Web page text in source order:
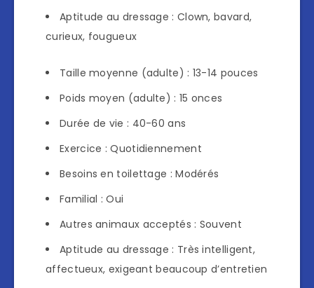
Aptitude au dressage : Clown, bavard,
curieux, fougueux
Taille moyenne (adulte) : 13-14 pouces
Poids moyen (adulte) : 15 onces
Durée de vie : 40-60 ans
Exercice : Quotidiennement
Besoins en toilettage : Modérés
Familial : Oui
Autres animaux acceptés : Souvent
Aptitude au dressage : Très intelligent,
affectueux, exigeant beaucoup d’entretien